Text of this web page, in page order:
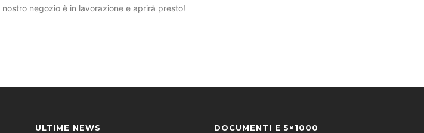
negozio è in lavorazione e aprirà presto!
ULTIME NEWS DOCUMENTI E 5×1000